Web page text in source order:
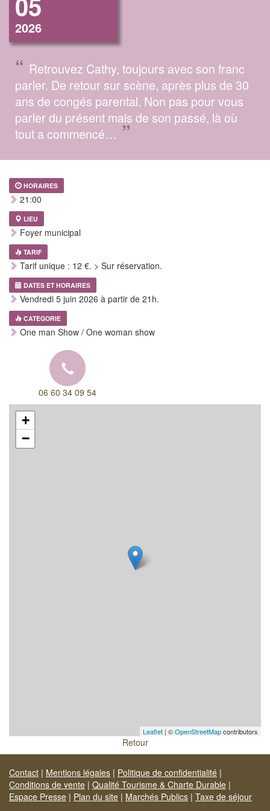
2026
“ Retrouvez Cathy, toujours avec son franc
parler. De retour sur scène, après plus de 30
ans de congés parental. Non pas pour vous
parler du présent mais de son passé, là où
tout a commencé… ”
HORAIRES
21:00
LIEU
Foyer municipal
TARIF
Tarif unique : 12 €. > Sur réservation.
DATES ET HORAIRES
Vendredi 5 juin 2026 à partir de 21h.
CATEGORIE
One man Show / One woman show
06 60 34 09 54
+
−
Leaflet | ©OpenStreetMapcontributors
Retour
Contact | Mentions légales | Politique de confidentialité |
Conditions de vente | Qualité Tourisme & Charte Durable |
Espace Presse | Plan du site | Marchés Publics | Taxe de séjour